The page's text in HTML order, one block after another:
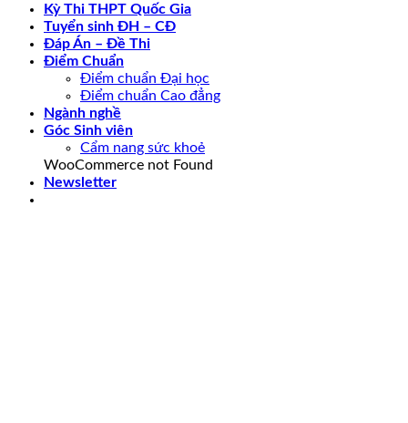
Kỳ Thi THPT Quốc Gia
Tuyển sinh ĐH – CĐ
Đáp Án – Đề Thi
Điểm Chuẩn
Điểm chuẩn Đại học
Điểm chuẩn Cao đẳng
Ngành nghề
Góc Sinh viên
Cẩm nang sức khoẻ
WooCommerce not Found
Newsletter